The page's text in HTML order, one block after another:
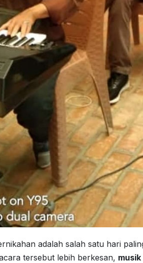
adalah salah satu hari
tersebut lebih berkesan, musik